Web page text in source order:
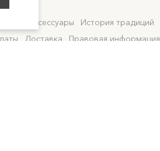
и аксессуары История традиций
Доставка Правовая информация